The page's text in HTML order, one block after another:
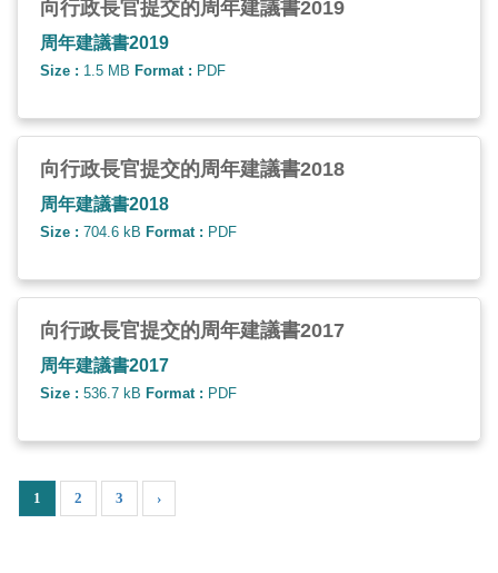
向行政長官提交的周年建議書2019
周年建議書2019
Size : 1.5 MB Format : PDF
向行政長官提交的周年建議書2018
周年建議書2018
Size : 704.6 kB Format : PDF
向行政長官提交的周年建議書2017
周年建議書2017
Size : 536.7 kB Format : PDF
1 2 3 ›